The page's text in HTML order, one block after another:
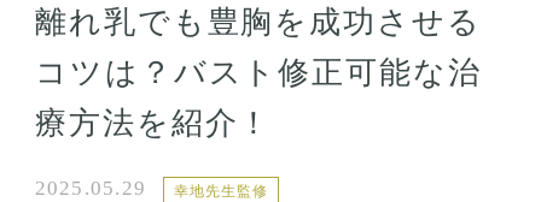
離れ乳でも豊胸を成功させる
コツは？バスト修正可能な治
療方法を紹介！
2025.05.29 幸地先生監修